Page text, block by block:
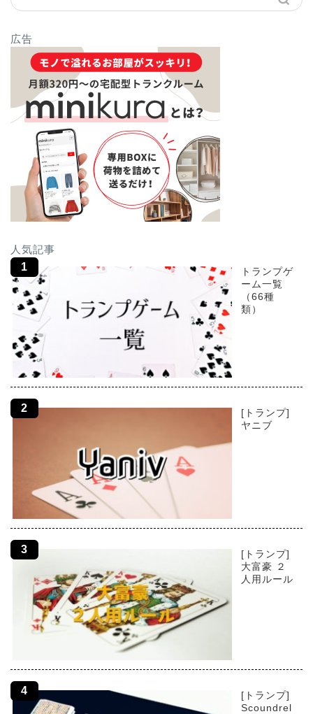
広告
人気記事
トランプゲ
ーム一覧
（66種
類）
[トランプ]
ヤニブ
[トランプ]
大富豪 ２
人用ルール
[トランプ]
Scoundrel